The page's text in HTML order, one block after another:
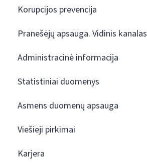
Korupcijos prevencija
Pranešėjų apsauga. Vidinis kanalas
Administracinė informacija
Statistiniai duomenys
Asmens duomenų apsauga
Viešieji pirkimai
Karjera